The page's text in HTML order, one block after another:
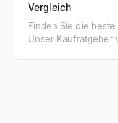
Vergleich
Finden Sie die
Unser Kaufratgeber